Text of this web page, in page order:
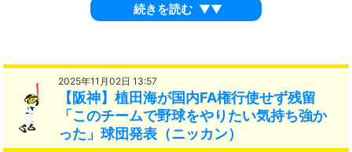
続きを読む ▼▼
2025年11月02日 13:57
【阪神】植田海が国内FA権行使せず残留
「このチームで野球をやりたい気持ち強か
った」球団発表（ニッカン）